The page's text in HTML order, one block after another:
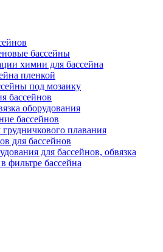
бассейны
химии для бассейна
пленкой
под мозаику
бассейнов
оборудования
баcсейнов
плавания
для бассейнов
для бассейнов, обвязка
фильтре бассейна